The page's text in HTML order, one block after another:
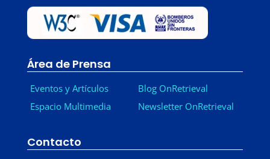
Área de Prensa
Eventos y Artículos
Espacio Multimedia
Blog OnRetrieval
Newsletter OnRetrieval
Contacto